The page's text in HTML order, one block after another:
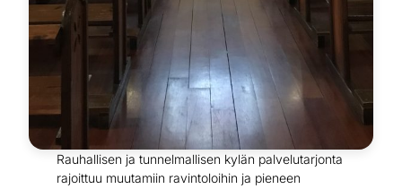
Rauhallisen ja tunnelmallisen kylän palvelutarjonta
rajoittuu muutamiin ravintoloihin ja pieneen